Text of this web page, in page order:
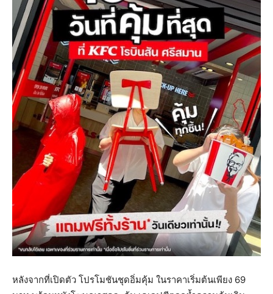
หลังจากที่เปิดตัว โปรโมชันชุดอิ่มคุ้ม ในราคาเริ่มต้นเพียง 69